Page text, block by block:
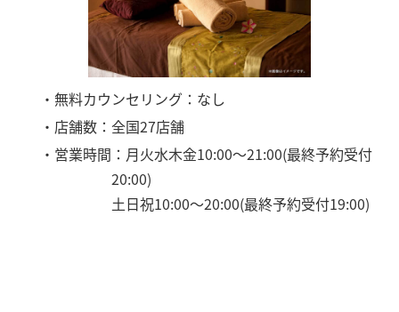
・無料カウンセリング：なし
・店舗数：全国27店舗
・営業時間：月火水木金10:00～21:00(最終予約受付
20:00)
土日祝10:00～20:00(最終予約受付19:00)